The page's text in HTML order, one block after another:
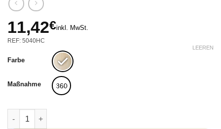
11,42€inkl. MwSt.
REF: 5040HC
Farbe
Maßnahme 360
LEEREN
BEIN MÖBEL QUADRAT HOLZ BUCHE HÖHE 360MM Menge